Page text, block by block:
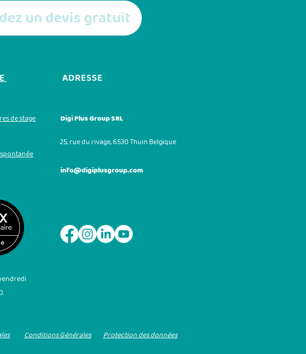
un devis gratuit
de stage
ADRESSE
Digi Plus Group SRL
25, rue du rivage,6530 Thuin Belgique
info@digiplusgroup.com
Conditions Générales Protection des données